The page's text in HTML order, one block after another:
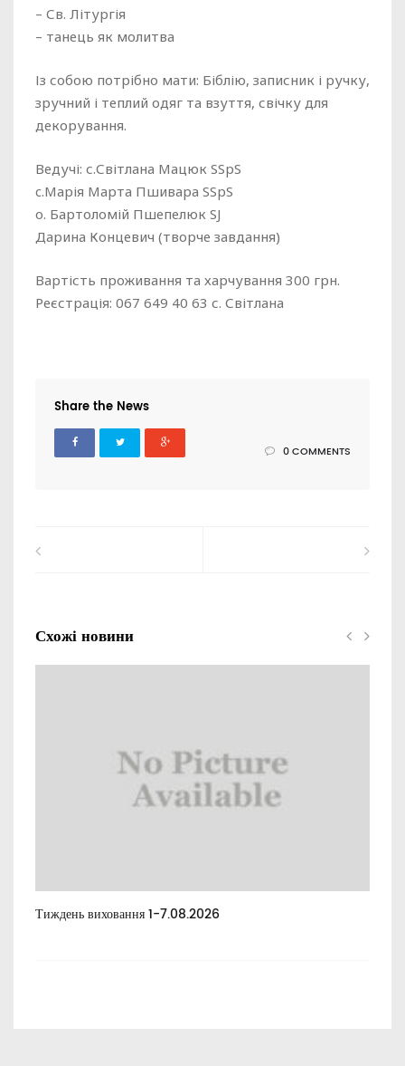
– Св. Літургія
– танець як молитва
Із собою потрібно мати: Біблію, записник і ручку,
зручний і теплий одяг та взуття, свічку для
декорування.
Ведучі: с.Світлана Мацюк SSpS
c.Марія Марта Пшивара SSpS
о. Бартоломій Пшепелюк SJ
Дарина Концевич (творче завдання)
Вартість проживання та харчування 300 грн.
Реєстрація: 067 649 40 63 с. Світлана
Share the News
0 COMMENTS
Схожі новини
Тиждень виховання 1-7.08.2026